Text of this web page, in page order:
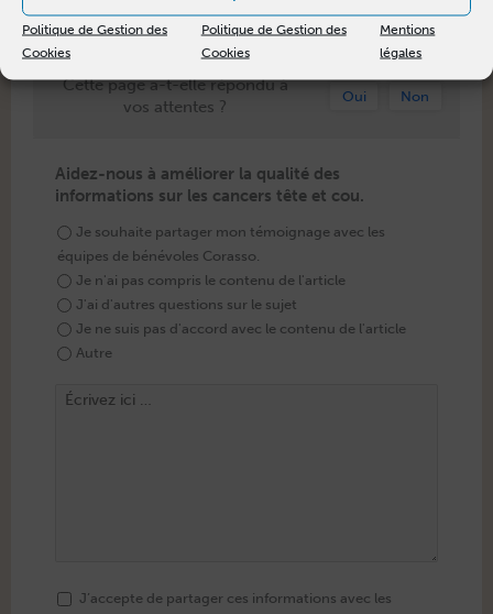
Politique de Gestion des
Cookies
Politique de Gestion des
Cookies
Mentions
légales
di­enaprès un can­cer de la tête et du cou.
Cette page a-t-elle répondu à
vos attentes ?
Oui Non
Aidez-nous à améliorer la qualité des
informations sur les cancers tête et cou.
Je souhaite partager mon témoignage avec les
équipes de bénévoles Corasso.
Je n'ai pas compris le contenu de l'article
J'ai d'autres questions sur le sujet
Je ne suis pas d'accord avec le contenu de l'article
Autre
J’accepte de partager ces informations avec les